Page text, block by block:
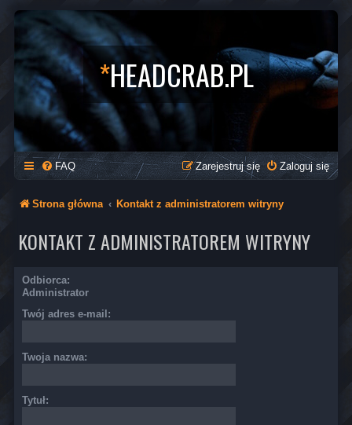
*HEADCRAB.PL
FAQ Zaloguj się
Zarejestruj się
Strona główna Kontakt z administratorem witryny
KONTAKT Z ADMINISTRATOREM WITRYNY
Odbiorca:
Administrator
Twój adres e-mail:
Twoja nazwa:
Tytuł: